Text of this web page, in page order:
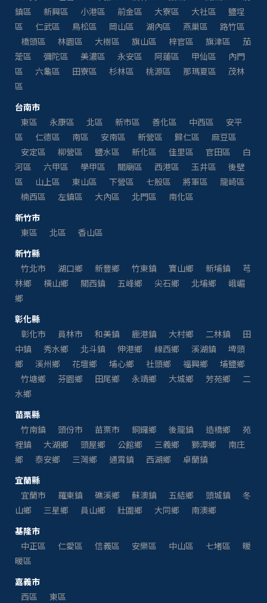
鎮區
新興區 小港區 前金區 大寮區 大社區
鹽埕
區
仁武區 鳥松區 岡山區 湖內區 燕巢區
路竹區
橋頭區
林園區 大樹區 旗山區 梓官區 旗津區
茄
萣區
彌陀區 美濃區 永安區 阿蓮區 甲仙區
內門
區
六龜區 田寮區 杉林區 桃源區 那瑪夏區
茂林
區
台南市
東區
永康區 北區 新市區 善化區 中西區
安平
區
仁德區 南區 安南區 新營區 歸仁區
麻豆區
安定區
柳營區 鹽水區 新化區 佳里區 官田區
白
河區
六甲區 學甲區 關廟區 西港區 玉井區
後壁
區
山上區 東山區 下營區 七股區 將軍區
龍崎區
楠西區
左鎮區 大內區 北門區
南化區
新竹市
東區
北區
香山區
新竹縣
竹北市
湖口鄉 新豐鄉 竹東鎮 寶山鄉 新埔鎮
芎
林鄉
橫山鄉 關西鎮 五峰鄉 尖石鄉 北埔鄉
峨嵋
鄉
彰化縣
彰化市
員林市 和美鎮 鹿港鎮 大村鄉 二林鎮
田
中鎮
秀水鄉 北斗鎮 伸港鄉 線西鄉 溪湖鎮
埤頭
鄉
溪州鄉 花壇鄉 埔心鄉 社頭鄉 福興鄉
埔鹽鄉
竹塘鄉
芬園鄉 田尾鄉 永靖鄉 大城鄉 芳苑鄉
二
水鄉
苗栗縣
竹南鎮
頭份市 苗栗市 銅鑼鄉 後龍鎮 造橋鄉
苑
裡鎮
大湖鄉 頭屋鄉 公館鄉 三義鄉 獅潭鄉
南庄
鄉
泰安鄉 三灣鄉 通霄鎮 西湖鄉
卓蘭鎮
宜蘭縣
宜蘭市
羅東鎮 礁溪鄉 蘇澳鎮 五結鄉 頭城鎮
冬
山鄉
三星鄉 員山鄉 壯圍鄉 大同鄉
南澳鄉
基隆市
中正區
仁愛區 信義區 安樂區 中山區 七堵區
暖
暖區
嘉義市
西區
東區